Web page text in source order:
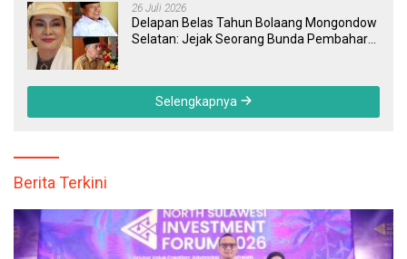
26 Juli 2026
Delapan Belas Tahun Bolaang Mongondow
Selatan: Jejak Seorang Bunda Pembaharu
Selengkapnya
Berita Terkini